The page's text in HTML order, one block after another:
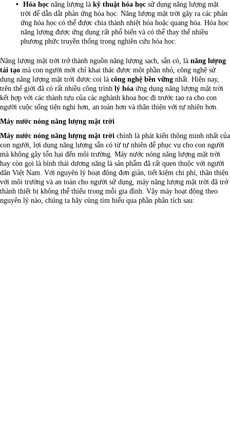
Hóa họcnăng lượng là kỹ thuật hóa họcsử dụng năng lượng mặt
trời để dẫn dắt phản ứng hóa học. Năng lượng mặt trời gây ra các phản
ứng hóa học có thể được chia thành nhiệt hóa hoặc quang hóa. Hóa học
năng lượng được ứng dụng rất phổ biến và có thể thay thế nhiều
phương phức truyền thống trong nghiên cứu hóa học.
Năng lượng mặt trời trở thành nguồn năng lượng sạch, sẵn có, là năng lượng
tái tạo mà con người mới chỉ khai thác được một phần nhỏ, công nghệ sử
dụng năng lượng mặt trời được coi là công nghệ bền vững nhất. Hiện nay,
trên thế giới đã có rất nhiều công trình lý hóa ứng dụng năng lượng mặt trời
kết hợp với các thành tựu của các nghành khoa học đi trước tạo ra cho con
người cuộc sống tiện nghi hơn, an toàn hơn và thân thiện với tự nhiên hơn.
Máy nước nóng năng lượng mặt trời
Máy nước nóng năng lượng mặt trời chính là phát kiến thông minh nhất của
con người, lợi dụng năng lượng sẵn có từ tự nhiên để phục vụ cho con người
mà không gây tổn hại đến môi trường. Máy nước nóng năng lượng mặt trời
hay còn gọi là bình thái dương năng là sản phẩm đã rất quen thuộc với người
dân Việt Nam. Với nguyên lý hoạt động đơn giản, tiết kiệm chi phí, thân thiện
với môi trường và an toàn cho người sử dụng, máy năng lượng mặt trời đã trở
thành thiết bị không thể thiếu trong mỗi gia đình. Vậy máy hoạt động theo
nguyên lý nào, chúng ta hãy cùng tìm hiểu qua phần phân tích sau: